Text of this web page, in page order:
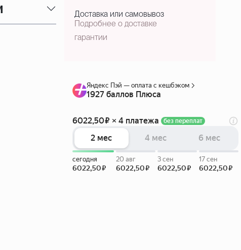
Доставка или самовывоз
Подробнее о доставке
гарантии